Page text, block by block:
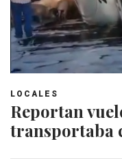
LOCALES
Reportan
transportaba